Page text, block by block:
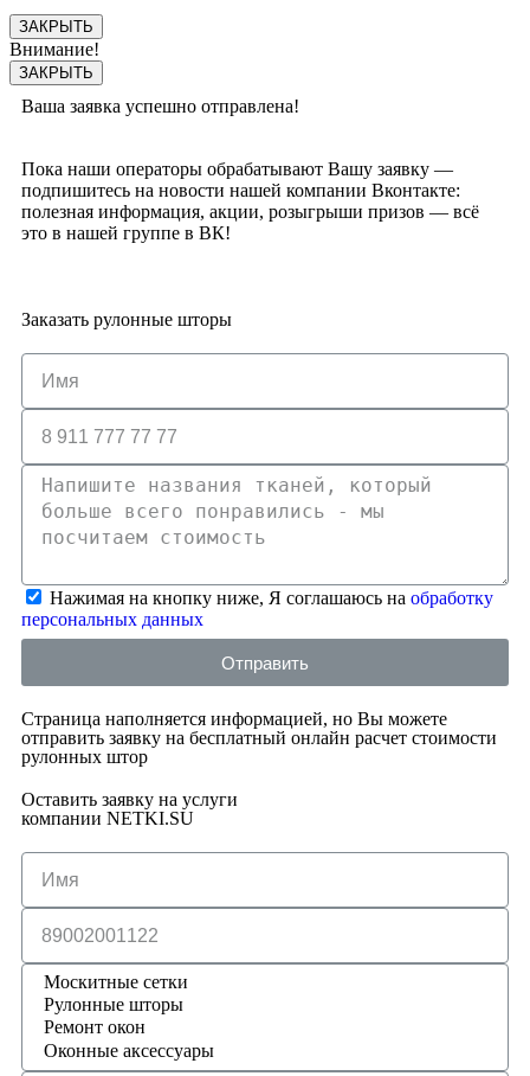
ЗАКРЫТЬ
Внимание!
ЗАКРЫТЬ
Ваша заявка успешно отправлена!
Пока наши операторы обрабатывают Вашу заявку —
подпишитесь на новости нашей компании Вконтакте:
полезная информация, акции, розыгрыши призов — всё
это в нашей группе в ВК!
Заказать рулонные шторы
Нажимая на кнопку ниже, Я соглашаюсь на обработку
персональных данных
Отправить
Страница наполняется информацией, но Вы можете
отправить заявку на бесплатный онлайн расчет стоимости
рулонных штор
Оставить заявку на услуги
компании NETKI.SU